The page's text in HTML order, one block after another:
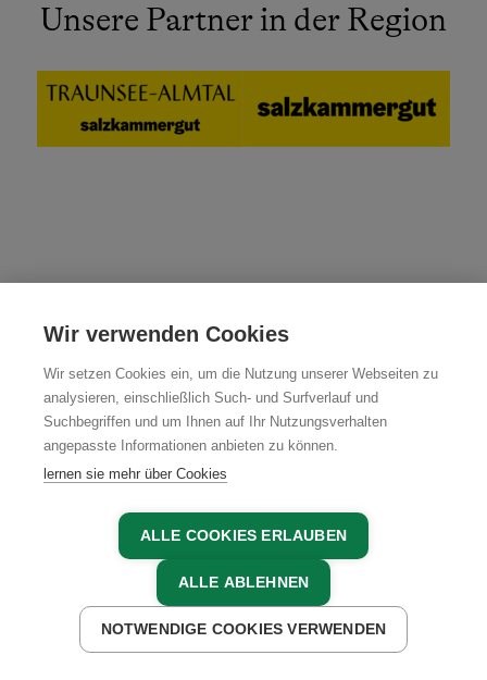
Unsere Partner in der Region
JETZT ANFRAGEN
MITGLIEDER
MITGLIEDER LOGIN
MITGLIED WERDEN
Wir verwenden Cookies
Wir setzen Cookies ein, um die Nutzung unserer Webseiten zu
analysieren, einschließlich Such- und Surfverlauf und
Suchbegriffen und um Ihnen auf Ihr Nutzungsverhalten
angepasste Informationen anbieten zu können.
lernen sie mehr über Cookies
ALLE COOKIES ERLAUBEN
ALLE ABLEHNEN
NOTWENDIGE COOKIES VERWENDEN